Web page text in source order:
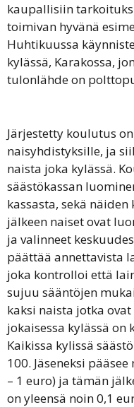
kaupallisiin
toimivan hyvänä
Huhtikuussa
kylässä, Karakossa,
tulonlähde on
Järjestetty koulutus
naisyhdistyksille, ja
naista joka kylässä.
säästökassan
kassasta, sekä
jälkeen naiset ovat
ja valinneet
päättää annettavista
joka kontrolloi että
sujuu sääntöjen
kaksi naista jotka
jokaisessa kylässä
Kaikissa kylissä
100. Jäseneksi
– 1 euro) ja tämän
on yleensä noin 0,1